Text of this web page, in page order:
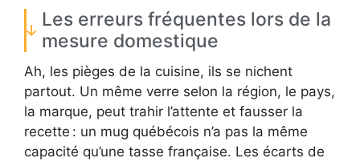
Les erreurs fréquentes lors de la
mesure domestique
Ah, les pièges de la cuisine, ils se nichent
partout. Un même verre selon la région, le pays,
la marque, peut trahir l’attente et fausser la
recette : un mug québécois n’a pas la même
capacité qu’une tasse française. Les écarts de